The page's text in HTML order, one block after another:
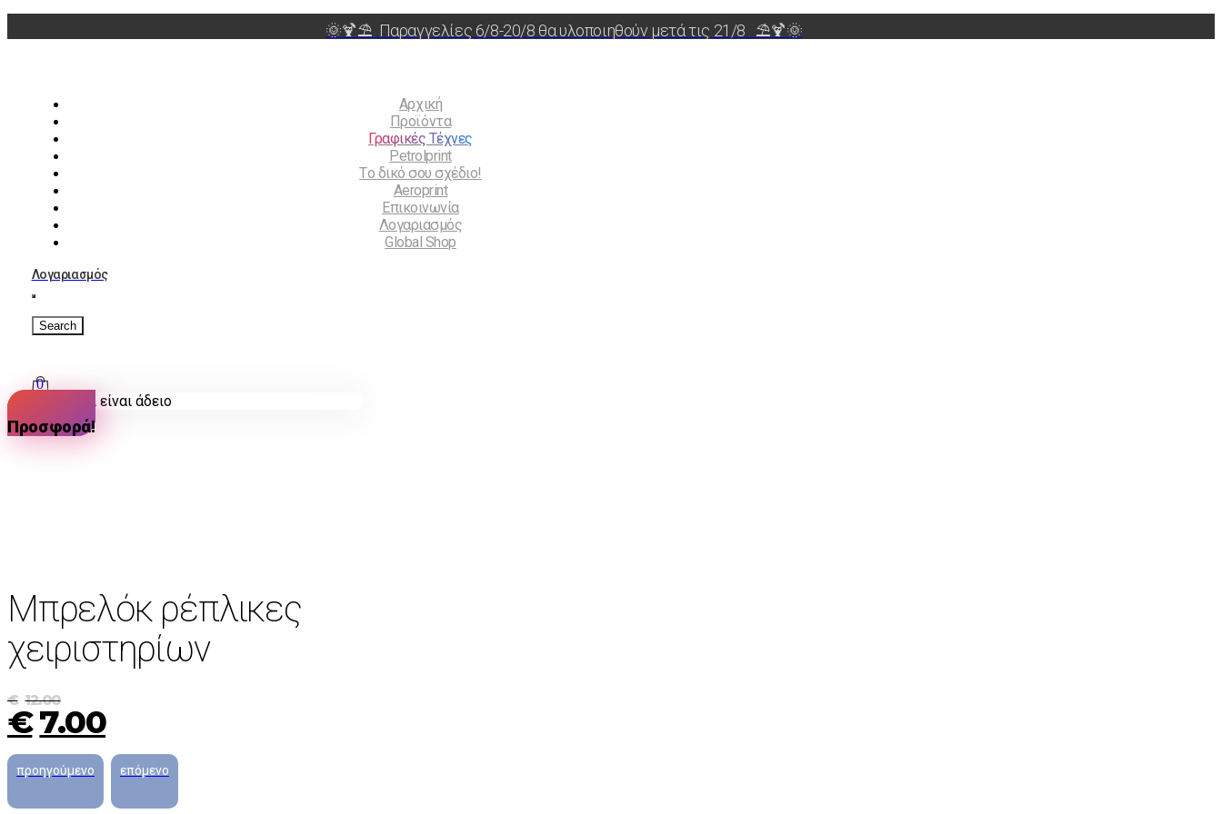
🌞🍹⛱️ Παραγγελίες 6/8-20/8 θα υλοποιηθούν μετά τις 21/8 ⛱️🍹🌞
Αρχική
Προϊόντα
Γραφικές Τέχνες
Petrolprint
Tο δικό σου σχέδιο!
Aeroprint
Επικοινωνία
Λογαριασμός
Global Shop
Λογαριασμός
0
Το καλάθι είναι άδειο
Προσφορά!
Μπρελόκ ρέπλικες
χειριστηρίων
€ 12.00
€7.00